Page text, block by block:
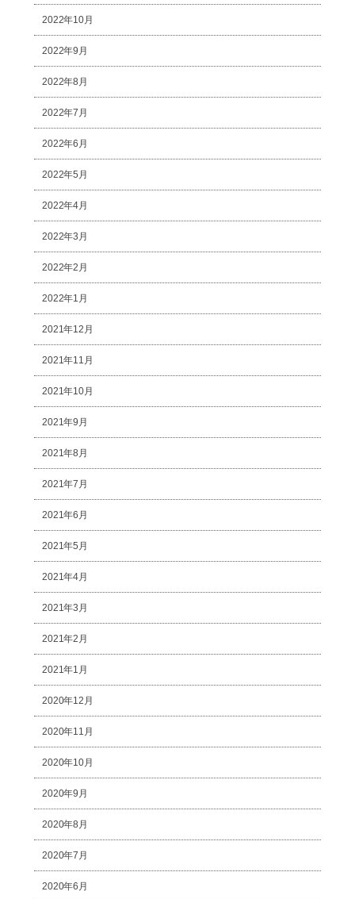
2022年10月
2022年9月
2022年8月
2022年7月
2022年6月
2022年5月
2022年4月
2022年3月
2022年2月
2022年1月
2021年12月
2021年11月
2021年10月
2021年9月
2021年8月
2021年7月
2021年6月
2021年5月
2021年4月
2021年3月
2021年2月
2021年1月
2020年12月
2020年11月
2020年10月
2020年9月
2020年8月
2020年7月
2020年6月